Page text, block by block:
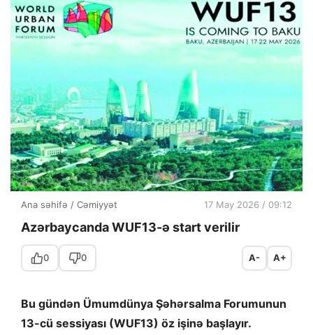
Ana səhifə / Cəmiyyət 17 May 2026 / 09:12
Azərbaycanda WUF13-ə start verilir
0 0 A- A+
Bu gündən Ümumdünya Şəhərsalma Forumunun
13-cü sessiyası (WUF13) öz işinə başlayır.